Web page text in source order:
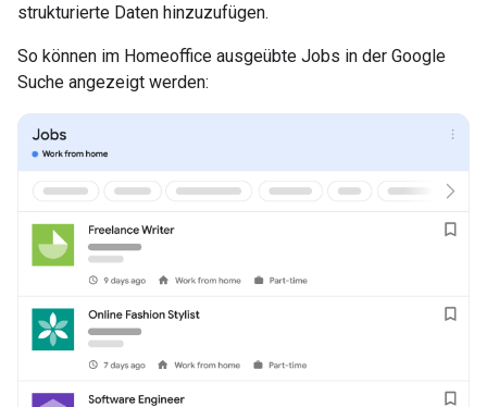
strukturierte Daten hinzuzufügen.
So können im Homeoffice ausgeübte Jobs in der Google
Suche angezeigt werden: